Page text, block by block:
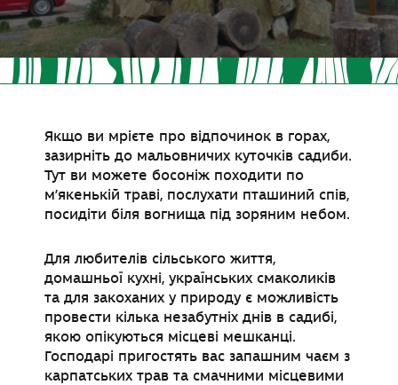
Якщо ви мрієте про відпочинок в горах,
зазирніть до мальовничих куточків садиби.
Тут ви можете босоніж походити по
м’якенькій траві, послухати пташиний спів,
посидіти біля вогнища під зоряним небом.
Для любителів сільського життя,
домашньої кухні, українських смаколиків
та для закоханих у природу є можливість
провести кілька незабутніх днів в садибі,
якою опікуються місцеві мешканці.
Господарі пригостять вас запашним чаєм з
карпатських трав та смачними місцевими